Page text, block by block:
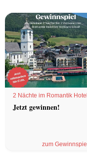
2 Nächte im Romantik Hotel
Jetzt gewinnen!
zum Gewinnspiel